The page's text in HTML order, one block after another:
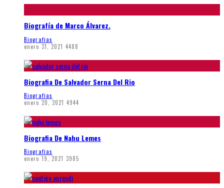
Biografía de Marco Álvarez.
Biografias
enero 31, 2021 4488
Biografia De Salvador Serna Del Rio
Biografias
enero 20, 2021 4944
Biografia De Nahu Lemes
Biografias
enero 19, 2021 3985